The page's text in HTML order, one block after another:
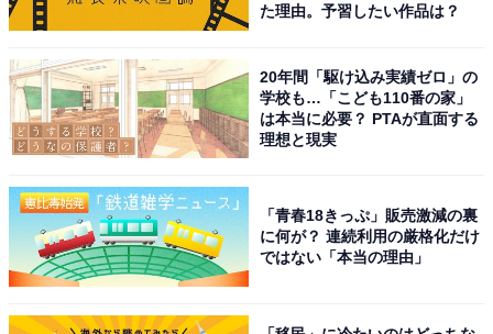
です（30代・鹿児島県）」「在学、および卒業した人や
知り合いと接してみて本当に頭が良かったり、天才だと
感じることがあったから（40代・福岡県）」などの声が
＞次ページ：20位までのランキング結果
た理由。予習したい作品は？
20年間「駆け込み実績ゼロ」の
学校も…「こども110番の家」
は本当に必要？ PTAが直面する
理想と現実
「青春18きっぷ」販売激減の裏
に何が？ 連続利用の厳格化だけ
ではない「本当の理由」